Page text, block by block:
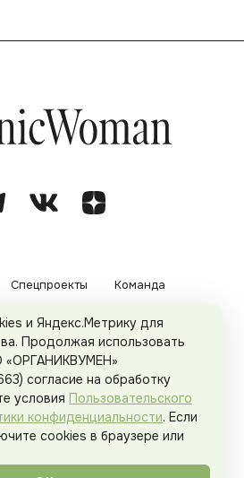
Спецпроекты Команда
Политика конфиденциальности
соглашение
. Все права защищены.
и Яндекс.Метрику для
Продолжая использовать
«ОРГАНИКВУМЕН»
согласие на обработку
условия Пользовательского
конфиденциальности. Если
cookies в браузере или